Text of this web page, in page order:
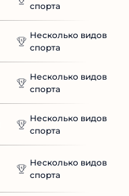
спорта
Несколько видов
спорта
Несколько видов
спорта
Несколько видов
спорта
Несколько видов
спорта